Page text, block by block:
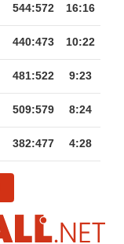
544:572 16:16
440:473 10:22
481:522 9:23
509:579 8:24
382:477 4:28